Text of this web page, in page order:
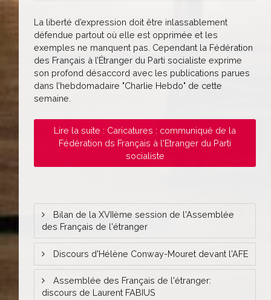
La liberté d’expression doit être inlassablement
défendue partout où elle est opprimée et les
exemples ne manquent pas. Cependant la Fédération
des Français à l’Étranger du Parti socialiste exprime
son profond désaccord avec les publications parues
dans l’hebdomadaire "Charlie Hebdo" de cette
semaine.
Lire la suite : Caricatures : communiqué de la
Fédération ds Français à l'Etranger du Parti
socialiste
Bilan de la XVIIème session de l'Assemblée
des Français de l'étranger
Discours d'Hélène Conway-Mouret devant l'AFE
Assemblée des Français de l'étranger:
discours de Laurent FABIUS